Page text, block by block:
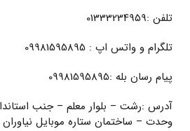
تلفن :01333234959
تلگرام و واتس اپ : 09981595895
پیام رسان بله :09981595895
آدرس :رشت – بلوار معلم – جنب
وحدت – ساختمان ستاره موبایل نیاوران